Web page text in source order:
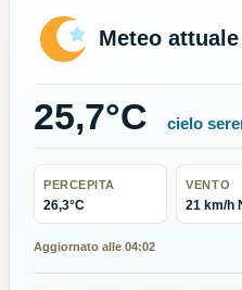
Meteo
25,7°C cielo
PERCEPITA
26,3°C
VENTO
21 km/h
Aggiornato alle 04:02